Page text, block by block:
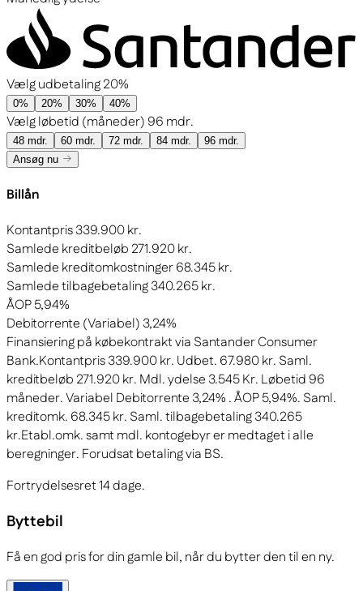
Vælg udbetaling20%
0% 20% 30% 40%
Vælg løbetid (måneder) 96 mdr.
48 mdr. 60 mdr. 72 mdr. 84 mdr.
96 mdr.
Ansøg nu
Billån
Kontantpris339.900 kr.
Samlede kreditbeløb 271.920 kr.
Samlede kreditomkostninger68.345 kr.
Samlede tilbagebetaling340.265 kr.
ÅOP5,94%
Debitorrente (Variabel) 3,24%
Finansiering på købekontrakt via Santander Consumer
Bank.Kontantpris 339.900 kr. Udbet. 67.980 kr. Saml.
kreditbeløb 271.920 kr. Mdl. ydelse 3.545 Kr. Løbetid 96
måneder. Variabel Debitorrente 3,24% . ÅOP 5,94%. Saml.
kreditomk. 68.345 kr. Saml. tilbagebetaling 340.265
kr.Etabl.omk. samt mdl. kontogebyr er medtaget i alle
beregninger. Forudsat betaling via BS.
Fortrydelsesret 14 dage.
Byttebil
Få en god pris for din gamle bil, når du bytter den til en ny.